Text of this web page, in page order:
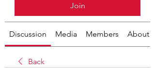
Join
Discussion Media Members About
Back